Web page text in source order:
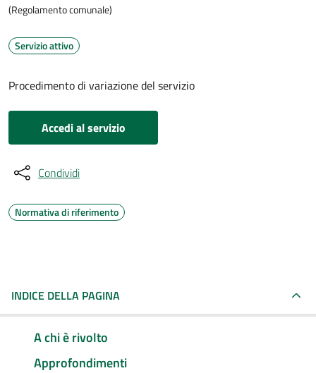
(Regolamento comunale)
Servizio attivo
Procedimento di variazione del servizio
Accedi al servizio
Condividi
Normativa di riferimento
INDICE DELLA PAGINA
A chi è rivolto
Approfondimenti